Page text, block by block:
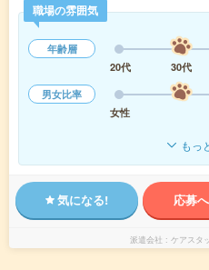
職場の雰囲気
年齢層
20代
30代
男女比率
女性
もっ
気になる! 応募
派遣会社 ケアスタ